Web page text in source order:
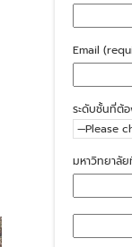
Email
ระดับชั้นที่ต้
มหาวิทยาลัย